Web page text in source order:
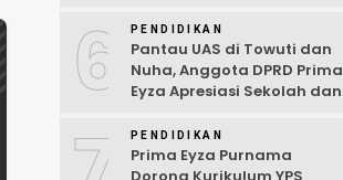
6 PENDIDIKAN
Pantau UAS di Towuti dan
Nuha, Anggota DPRD Prima
Eyza Apresiasi Sekolah dan
Digital
PENDIDIKAN
Prima Eyza Purnama